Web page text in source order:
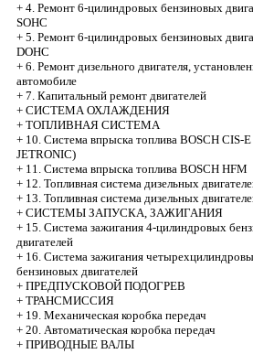
+ 4. Ремонт 6-цилиндровых бензиновых
SOHC
+ 5. Ремонт 6-цилиндровых бензиновых
DOHC
+ 6. Ремонт дизельного двигателя,
автомобиле
+ 7. Капитальный ремонт двигателей
+ СИСТЕМА ОХЛАЖДЕНИЯ
+ ТОПЛИВНАЯ СИСТЕМА
+ 10. Система впрыска топлива BOSCH CIS-
JETRONIC)
+ 11. Система впрыска топлива BOSCH HFM
+ 12. Топливная система дизельных
+ 13. Топливная система дизельных
+ СИСТЕМЫ ЗАПУСКА, ЗАЖИГАНИЯ
+ 15. Система зажигания 4-цилиндровых
двигателей
+ 16. Система зажигания
бензиновых двигателей
+ ПРЕДПУСКОВОЙ ПОДОГРЕВ
+ ТРАНСМИССИЯ
+ 19. Механическая коробка передач
+ 20. Автоматическая коробка передач
+ ПРИВОДНЫЕ ВАЛЫ